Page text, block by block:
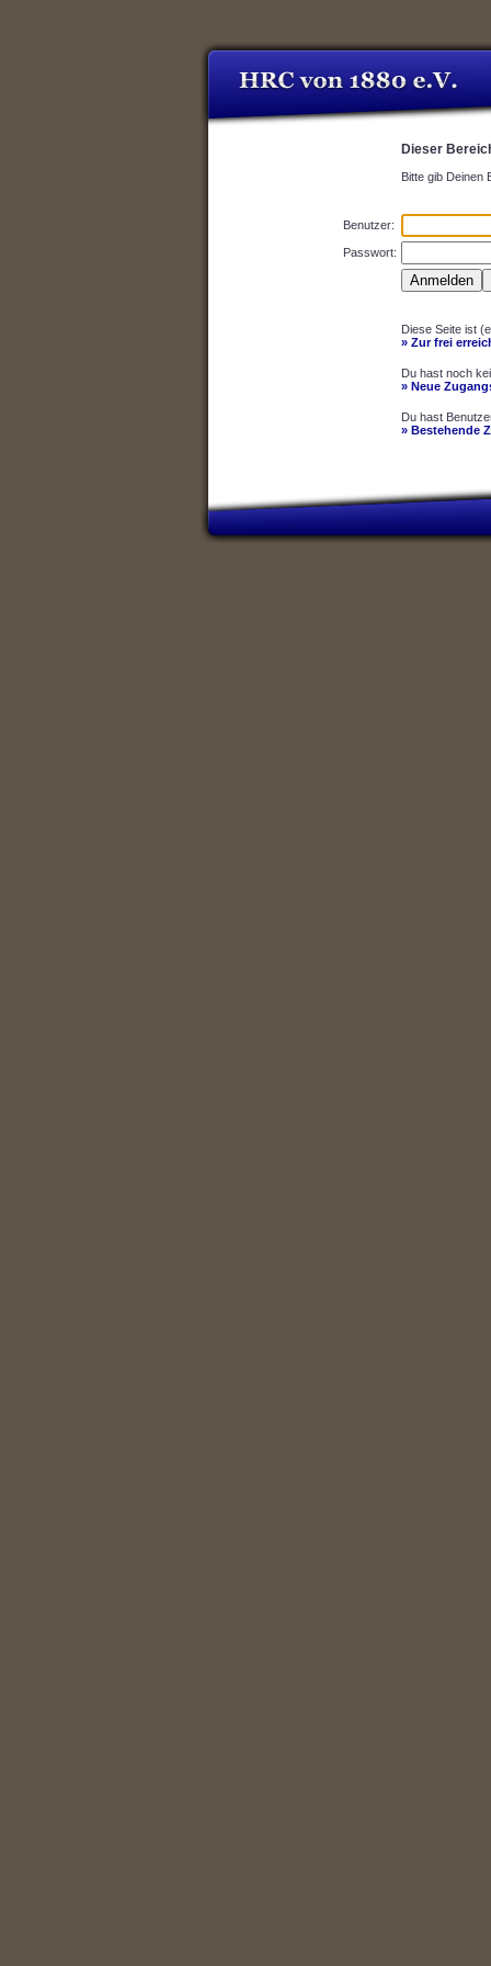
Dieser
Bitte gib Deinen
Benutzer:
Passwort:
Diese Seite ist
» Zur frei
Du hast noch
» Neue
Du hast
» Bestehende